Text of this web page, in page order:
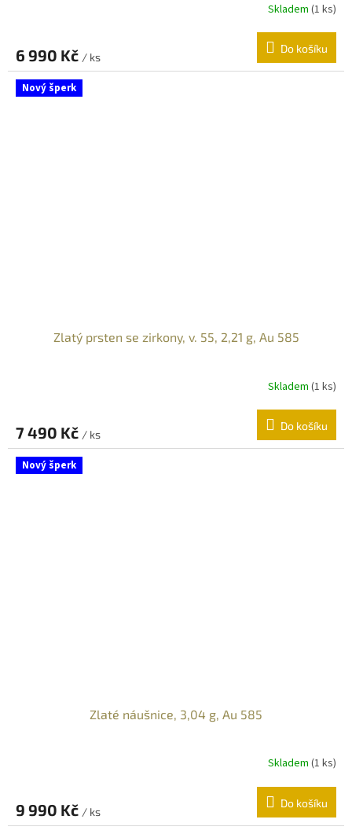
Skladem (1 ks)
6 990 Kč / ks
Do košíku
Nový šperk
Zlatý prsten se zirkony, v. 55, 2,21 g, Au 585
Skladem (1 ks)
7 490 Kč / ks
Do košíku
Nový šperk
Zlaté náušnice, 3,04 g, Au 585
Skladem (1 ks)
9 990 Kč / ks
Do košíku